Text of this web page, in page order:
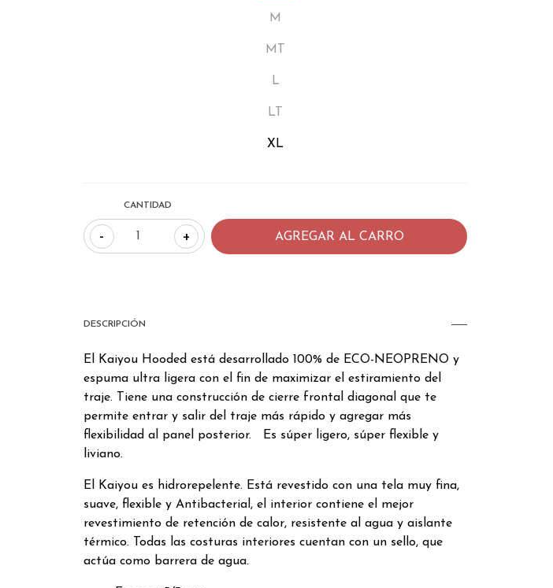
M
MT
L
LT
XL
CANTIDAD
- +
DESCRIPCIÓN
El Kaiyou Hooded está desarrollado 100% de ECO-NEOPRENO y
espuma ultra ligera con el fin de maximizar el estiramiento del
traje. Tiene una construcción de cierre frontal diagonal que te
permite entrar y salir del traje más rápido y agregar más
flexibilidad al panel posterior. Es súper ligero, súper flexible y
liviano.
El Kaiyou es hidrorepelente. Está revestido con una tela muy fina,
suave, flexible y Antibacterial, el interior contiene el mejor
revestimiento de retención de calor, resistente al agua y aislante
térmico. Todas las costuras interiores cuentan con un sello, que
actúa como barrera de agua.